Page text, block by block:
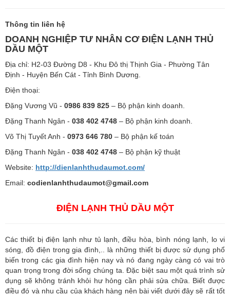
Thông tin liên hệ
DOANH NGHIỆP TƯ NHÂN CƠ ĐIỆN LẠNH THỦ
DẦU MỘT
Địa chỉ: H2-03 Đường D8 - Khu Đô thị Thịnh Gia - Phường Tân
Định - Huyện Bến Cát - Tỉnh Bình Dương.
Điện thoại:
Đặng Vương Vũ - 0986 839 825 – Bộ phận kinh doanh.
Đặng Thanh Ngân - 038 402 4748 – Bộ phận kinh doanh.
Võ Thị Tuyết Anh - 0973 646 780 – Bộ phận kế toán
Đặng Thanh Ngân - 038 402 4748 – Bộ phận kỹ thuật
Website: http://dienlanhthudaumot.com/
Email: codienlanhthudaumot@gmail.com
ĐIỆN LẠNH THỦ DẦU MỘT
Các thiết bị điện lạnh như tủ lạnh, điều hòa, bình nóng lạnh, lo vi
sóng, đồ điện trong gia đình,.. là những thiết bị được sử dụng phổ
biến trong các gia đình hiện nay và nó đang ngày càng có vai trò
quan trọng trong đời sống chúng ta. Đặc biệt sau một quá trình sử
dụng sẽ không tránh khỏi hư hỏng cần phải sửa chữa. Biết được
điều đó và nhu cầu của khách hàng nên bài viết dưới đây sẽ rất tốt